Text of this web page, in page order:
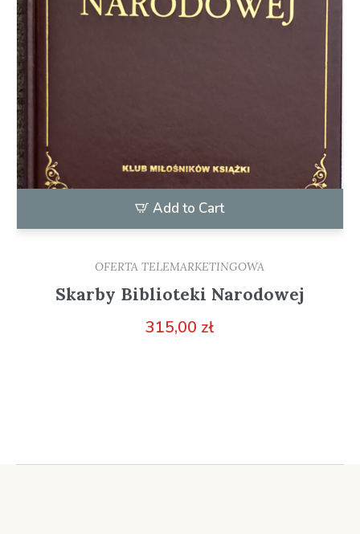
Add to Cart
OFERTA TELEMARKETINGOWA
Skarby Biblioteki Narodowej
315,00 zł